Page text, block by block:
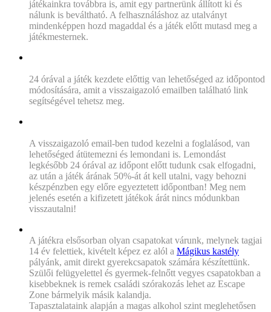
játékainkra továbbra is, amit egy partnerünk állított ki és
nálunk is beváltható. A felhasználáshoz az utalványt
mindenképpen hozd magaddal és a játék előtt mutasd meg a
játékmesternek.
24 órával a játék kezdete előttig van lehetőséged az időpontod
módosítására, amit a visszaigazoló emailben található link
segítségével tehetsz meg.
A visszaigazoló email-ben tudod kezelni a foglalásod, van
lehetőséged átütemezni és lemondani is. Lemondást
legkésőbb 24 órával az időpont előtt tudunk csak elfogadni,
az után a játék árának 50%-át át kell utalni, vagy behozni
készpénzben egy előre egyeztetett időpontban! Meg nem
jelenés esetén a kifizetett játékok árát nincs módunkban
visszautalni!
A játékra elsősorban olyan csapatokat várunk, melynek tagjai
14 év felettiek, kivételt képez ez alól a Mágikus kastély
pályánk, amit direkt gyerekcsapatok számára készítettünk.
Szülői felügyelettel és gyermek-felnőtt vegyes csapatokban a
kisebbeknek is remek családi szórakozás lehet az Escape
Zone bármelyik másik kalandja.
Tapasztalataink alapján a magas alkohol szint meglehetősen